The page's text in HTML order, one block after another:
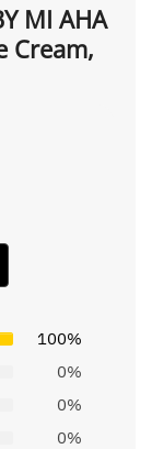
MI AHA
Cream,
100%
0%
0%
0%